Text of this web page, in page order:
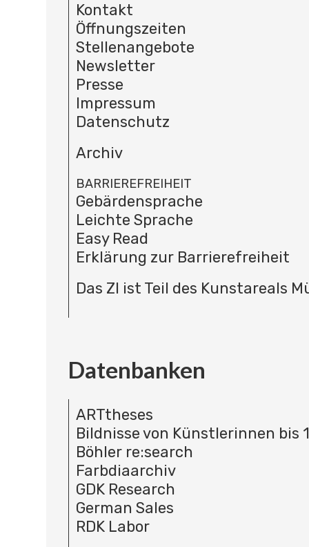
Kontakt
Öffnungszeiten
Stellenangebote
Newsletter
Presse
Impressum
Datenschutz
Archiv
BARRIEREFREIHEIT
Gebärdensprache
Leichte Sprache
Easy Read
Erklärung zur Barrierefreiheit
Das ZI ist Teil des Kunstareals
Datenbanken
ARTtheses
Bildnisse von Künstlerinnen bis
Böhler re:search
Farbdiaarchiv
GDK Research
German Sales
RDK Labor